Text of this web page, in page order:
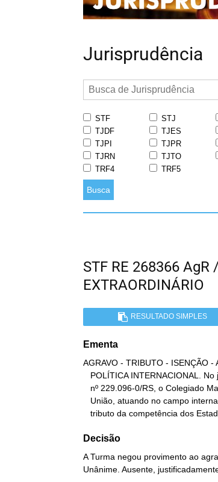
Jurisprudência
STF STJ
TJDF
TJES
TJPI
TJPR
TJRN
TJTO
TRF4
TRF5
Busca
STF RE 268366 AgR
EXTRAORDINÁRIO
RESULTADO SIMPLES
Ementa
AGRAVO - TRIBUTO - ISENÇÃO -
tributo da competência dos
Decisão
A Turma negou provimento ao
Unânime. Ausente,